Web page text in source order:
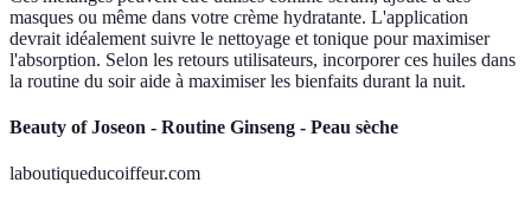
masques ou même dans votre crème hydratante. L'application
devrait idéalement suivre le nettoyage et tonique pour maximiser
l'absorption. Selon les retours utilisateurs, incorporer ces huiles dans
la routine du soir aide à maximiser les bienfaits durant la nuit.
Beauty of Joseon - Routine Ginseng - Peau sèche
laboutiqueducoiffeur.com